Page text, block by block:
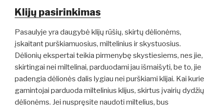
Klijų pasirinkimas
Pasaulyje yra daugybė klijų rūšių, skirtų dėlionėms,
įskaitant purškiamuosius, miltelinius ir skystuosius.
Dėlionių ekspertai teikia pirmenybę skystiesiems, nes jie,
skirtingai nei miltelinai, parduodami jau išmaišyti, be to, jie
padengia dėlionės dalis lygiau nei purškiami klijai. Kai kurie
gamintojai parduoda miltelinius klijus, skirtus įvairių dydžių
dėlionėms. Jei nuspręsite naudoti miltelius, bus